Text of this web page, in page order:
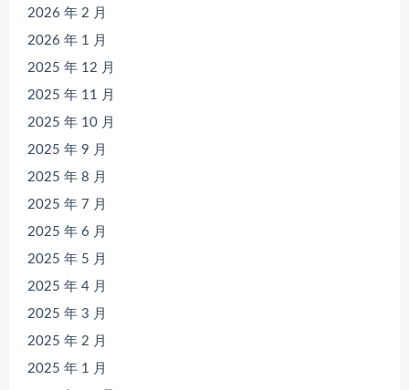
2026 年 2 月
2026 年 1 月
2025 年 12 月
2025 年 11 月
2025 年 10 月
2025 年 9 月
2025 年 8 月
2025 年 7 月
2025 年 6 月
2025 年 5 月
2025 年 4 月
2025 年 3 月
2025 年 2 月
2025 年 1 月